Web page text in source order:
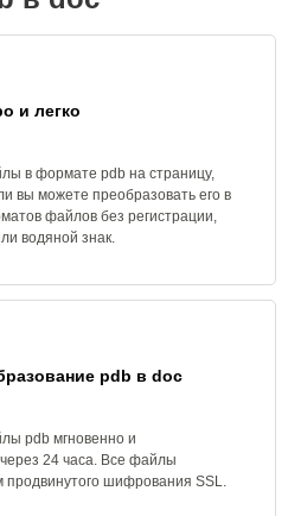
и легко
в формате pdb на страницу,
вы можете преобразовать его в
файлов без регистрации,
водяной знак.
pdb в doc
pdb мгновенно и
24 часа. Все файлы
продвинутого шифрования SSL.